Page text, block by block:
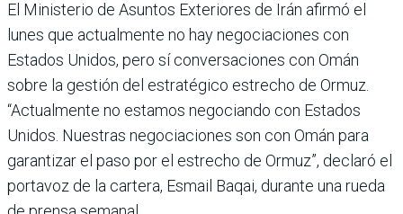
El Ministerio de Asuntos Exteriores de Irán afirmó el
lunes que actualmente no hay negociaciones con
Estados Unidos, pero sí conversaciones con Omán
sobre la gestión del estratégico estrecho de Ormuz.
“Actualmente no estamos negociando con Estados
Unidos. Nuestras negociaciones son con Omán para
garantizar el paso por el estrecho de Ormuz”, declaró el
portavoz de la cartera, Esmail Baqai, durante una rueda